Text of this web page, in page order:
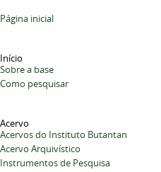
Página inicial
Início
Sobre a base
Como pesquisar
Acervo
Acervos do Instituto Butantan
Acervo Arquivístico
Instrumentos de Pesquisa